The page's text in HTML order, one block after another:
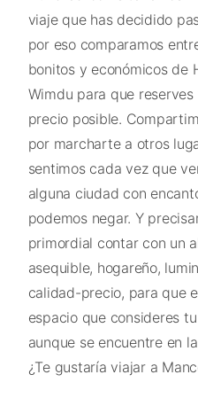
viaje que has decidido
por eso comparamos
bonitos y económicos de
Wimdu para que
precio posible.
por marcharte a otros
sentimos cada vez que
alguna ciudad con
podemos negar. Y
primordial contar con un
asequible, hogareño,
calidad-precio, para que
espacio que consideres
aunque se encuentre en
¿Te gustaría viajar a